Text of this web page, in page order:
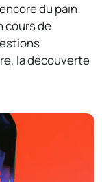
du pain
cours de
la découverte